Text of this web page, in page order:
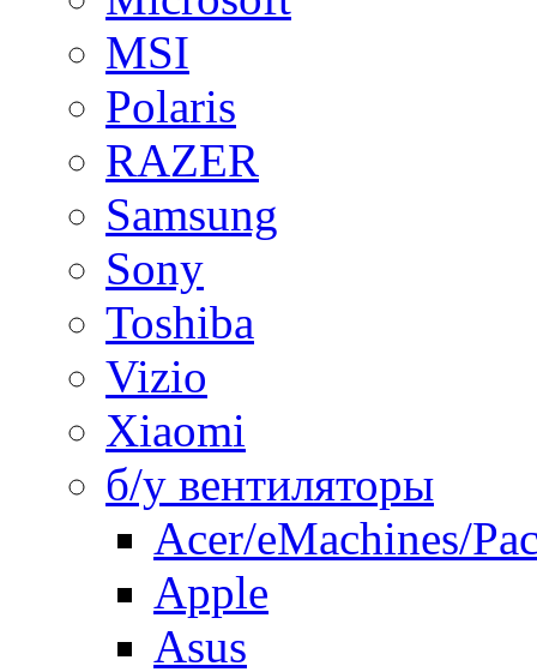
MSI
Polaris
RAZER
Samsung
Sony
Toshiba
Vizio
Xiaomi
б/у вентиляторы
Acer/eMachines/
Apple
Asus